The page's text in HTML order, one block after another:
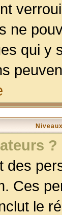
ne
qui y
?
des
Ces
le